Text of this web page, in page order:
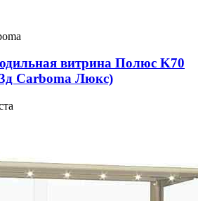
витрина Полюс K70
Carboma Люкс)